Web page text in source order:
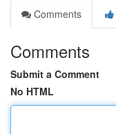
Comments
Comments
Submit a Comment
No HTML